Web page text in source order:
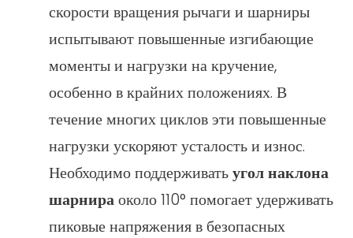
скорости вращения рычаги и шарниры
испытывают повышенные изгибающие
моменты и нагрузки на кручение,
особенно в крайних положениях. В
течение многих циклов эти повышенные
нагрузки ускоряют усталость и износ.
Необходимо поддерживатьугол наклона
шарнираоколо 110° помогает удерживать
пиковые напряжения в безопасных